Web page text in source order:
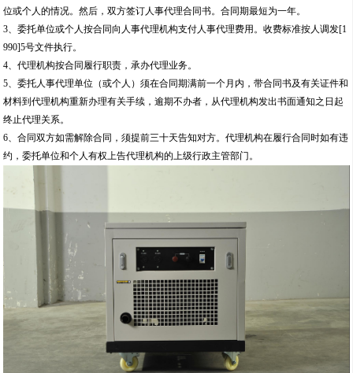
位或个人的情况。然后，双方签订人事代理合同书。合同期最短为一年。
3、委托单位或个人按合同向人事代理机构支付人事代理费用。收费标准按人调发[1
990]5号文件执行。
4、代理机构按合同履行职责，承办代理业务。
5、委托人事代理单位（或个人）须在合同期满前一个月内，带合同书及有关证件和
材料到代理机构重新办理有关手续，逾期不办者，从代理机构发出书面通知之日起
终止代理关系。
6、合同双方如需解除合同，须提前三十天告知对方。代理机构在履行合同时如有违
约，委托单位和个人有权上告代理机构的上级行政主管部门。